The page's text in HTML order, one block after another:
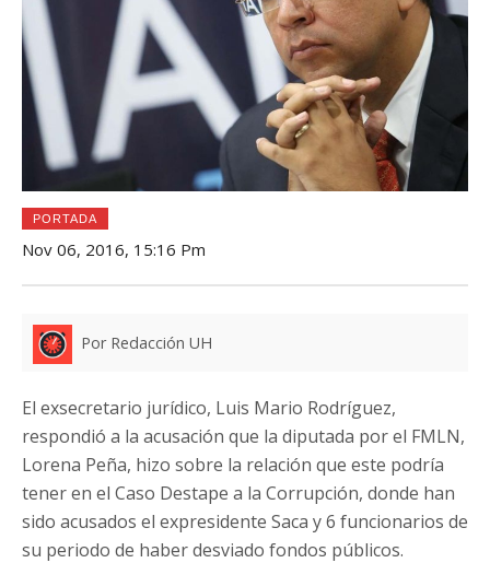
PORTADA
Nov 06, 2016, 15:16 Pm
Por Redacción UH
El exsecretario jurídico, Luis Mario Rodríguez,
respondió a la acusación que la diputada por el FMLN,
Lorena Peña, hizo sobre la relación que este podría
tener en el Caso Destape a la Corrupción, donde han
sido acusados el expresidente Saca y 6 funcionarios de
su periodo de haber desviado fondos públicos.